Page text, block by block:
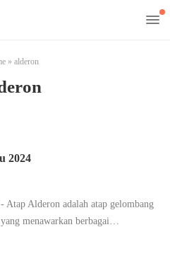
» alderon
2024
Alderon adalah atap gelombang
menawarkan berbagai…